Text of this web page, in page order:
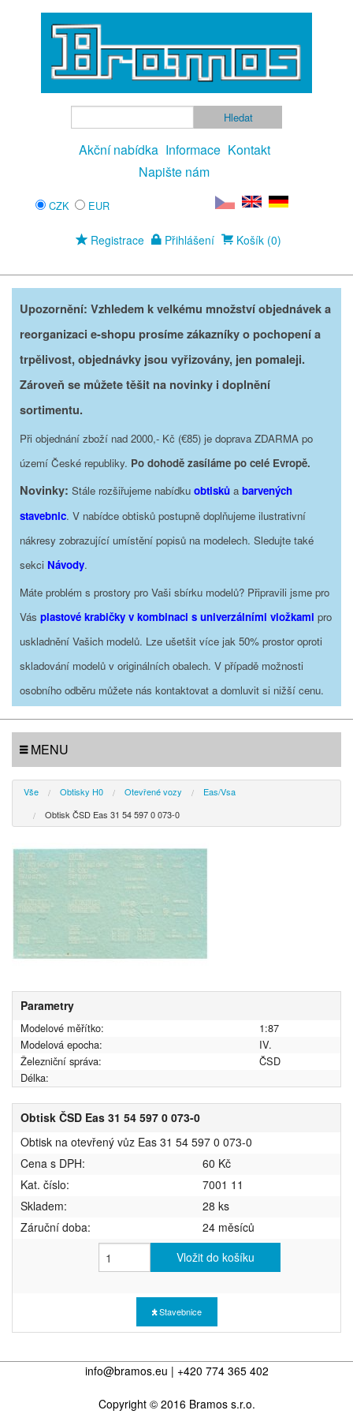
Akční nabídka Informace Kontakt
Napište nám
CZK EUR
Registrace Přihlášení Košík (0)
Upozornění: Vzhledem k velkému množství objednávek a
reorganizaci e-shopu prosíme zákazníky o pochopení a
trpělivost, objednávky jsou vyřizovány, jen pomaleji.
Zároveň se můžete těšit na novinky i doplnění
sortimentu.
Při objednání zboží nad 2000,- Kč (€85) je doprava ZDARMA po
území České republiky. Po dohodě zasíláme po celé Evropě.
Novinky: Stále rozšiřujeme nabídku obtisků a barvených
stavebnic. V nabídce obtisků postupně doplňujeme ilustrativní
nákresy zobrazující umístění popisů na modelech. Sledujte také
sekci Návody.
Máte problém s prostory pro Vaši sbírku modelů? Připravili jsme pro
Vás plastové krabičky v kombinaci s univerzálními vložkami pro
uskladnění Vašich modelů. Lze ušetšit více jak 50% prostor oproti
skladování modelů v originálních obalech. V případě možnosti
osobního odběru můžete nás kontaktovat a domluvit si nižší cenu.
MENU
Vše Obtisky H0 Otevřené vozy
Eas/Vsa
Obtisk ČSD Eas 31 54 597 0 073-0
Parametry
Modelové měřítko:
1:87
Modelová epocha:
IV.
Železniční správa:
ČSD
Délka:
Obtisk ČSD Eas 31 54 597 0 073-0
Obtisk na otevřený vůz Eas 31 54 597 0 073-0
Cena s DPH:
60 Kč
Kat. číslo:
7001 11
Skladem:
28 ks
Záruční doba:
24 měsíců
Vložit do košíku
Stavebnice
info@bramos.eu | +420 774 365 402
Copyright © 2016 Bramos s.r.o.